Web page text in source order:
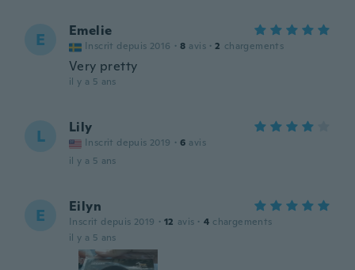
E Emelie
Inscrit depuis 2016 · 8 avis · 2 chargements
Very pretty
il y a 5 ans
L Lily
Inscrit depuis 2019 · 6 avis
il y a 5 ans
E Eilyn
Inscrit depuis 2019 · 12 avis · 4 chargements
il y a 5 ans